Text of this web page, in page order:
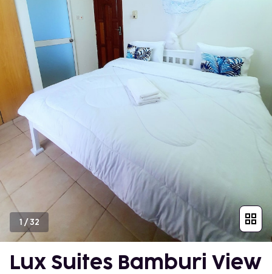
1 /32
Lux Suites Bamburi View